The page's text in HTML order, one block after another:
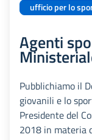
ufficio per lo
Agenti
Pubblichiamo il
giovanili e lo
Presidente del
2018 in materia